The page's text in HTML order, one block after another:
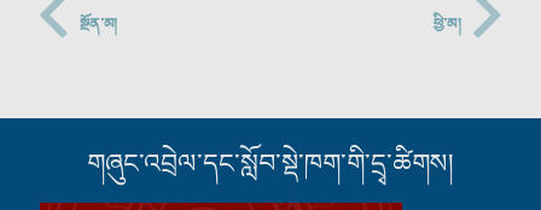
སྔོན་མ། ཕྱི་མ།
གཞུང་འབྲེལ་དང་སློབ་སྡེ་ཁག་གི་དྲྭ་ཚིགས།